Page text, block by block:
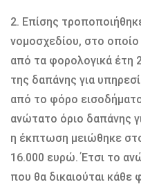
2. Επίσης
νομοσχεδίου, στο
από τα φορολογικά έτη
της δαπάνης για
από το φόρο
ανώτατο όριο δαπάνης
η έκπτωση μειώθηκε
16.000 ευρώ. Έτσι το
που θα δικαιούται κάθε